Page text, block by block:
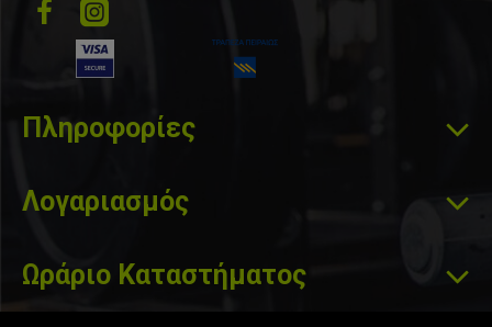
Πληροφορίες
Λογαριασμός
Ωράριο Καταστήματος